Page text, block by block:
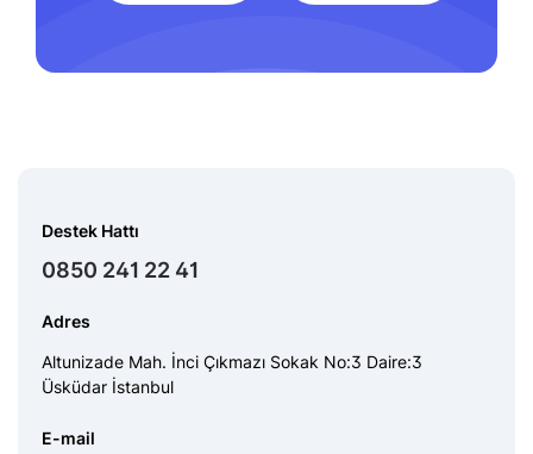
Destek Hattı
0850 241 22 41
Adres
Altunizade Mah. İnci Çıkmazı Sokak No:3 Daire:3
Üsküdar İstanbul
E-mail